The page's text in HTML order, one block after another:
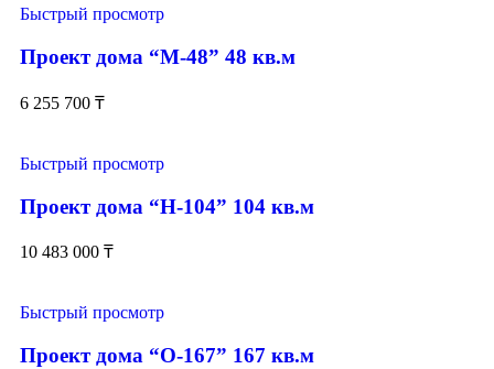
Быстрый просмотр
Проект дома “М-48” 48 кв.м
6 255 700 ₸
Быстрый просмотр
Проект дома “Н-104” 104 кв.м
10 483 000 ₸
Быстрый просмотр
Проект дома “О-167” 167 кв.м